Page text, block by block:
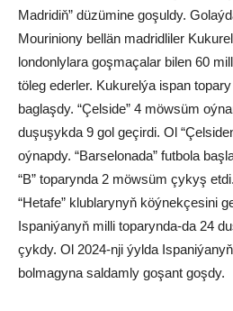
Madridiň” düzümine goşuldy.
Mouriniony bellän madridliler
londonlylara goşmaçalar bilen 60
töleg ederler. Kukurelýa ispan
baglaşdy. “Çelside” 4 möwsüm
duşuşykda 9 gol geçirdi. Ol
oýnapdy. “Barselonada” futbola
“B” toparynda 2 möwsüm çykyş
“Hetafe” klublarynyň köýnekçesini
Ispaniýanyň milli toparynda-da 24
çykdy. Ol 2024-nji ýylda
bolmagyna saldamly goşant goşdy.